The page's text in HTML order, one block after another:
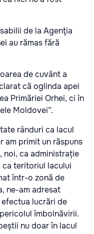
de la Agenţia
au rămas fără
de cuvânt a
că oglinda apei
Primăriei Orhei, ci în
Moldovei”.
rânduri ca lacul
am primit un răspuns
noi, ca administrație
ca teritoriul lacului
într-o zonă de
ne-am adresat
lucrări de
îmbolnăvirii.
nu doar în lacul